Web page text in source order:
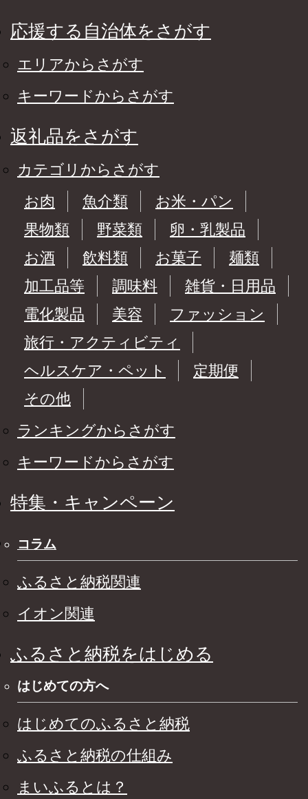
応援する自治体をさがす
エリアからさがす
キーワードからさがす
返礼品をさがす
カテゴリからさがす
お肉
魚介類
お米・パン
果物類
野菜類
卵・乳製品
お酒
飲料類 お菓子
麺類
加工品等
調味料
雑貨・日用品
電化製品
美容
ファッション
旅行・アクティビティ
ヘルスケア・ペット
定期便
その他
ランキングからさがす
キーワードからさがす
特集・キャンペーン
コラム
ふるさと納税関連
イオン関連
ふるさと納税をはじめる
はじめての方へ
はじめてのふるさと納税
ふるさと納税の仕組み
まいふるとは？